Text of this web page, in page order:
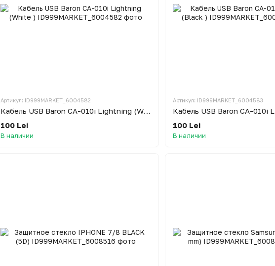
Артикул: ID999MARKET_6004582
Кабель USB Baron CA-010i Lightning (White )
100 Lei
В наличии
Артикул: ID999MARKET_6004583
100 Lei
В наличии